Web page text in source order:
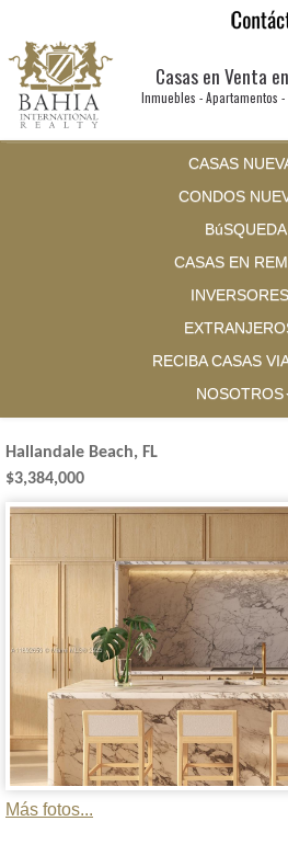
Casas en Venta
Inmuebles - Apartamentos -
CASAS
CONDOS
BúSQUEDA
CASAS EN
INVERSORES
RECIBA CASAS
NOSOTROS
Hallandale Beach, FL
$3,384,000
Más fotos...